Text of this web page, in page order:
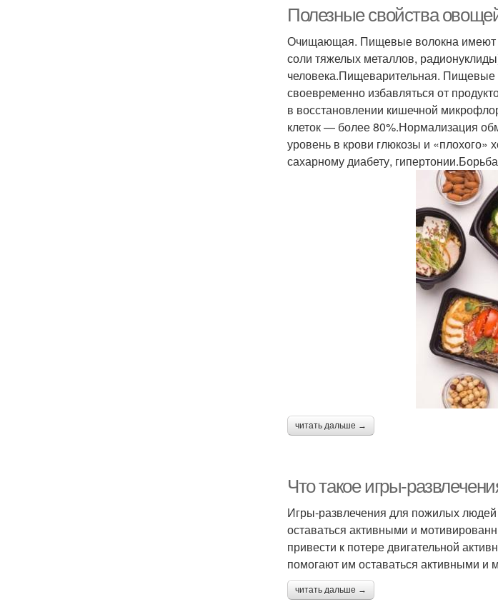
Полезные свойства
Очищающая. Пищевые волокна имеют
соли тяжелых металлов,
человека.Пищеварительная. Пищевые
своевременно избавляться от
в восстановлении кишечной
клеток — более 80%.Нормализация
уровень в крови глюкозы и «плохого»
сахарному диабету,
читать дальше →
Что такое игры-
Игры-развлечения для пожилых
оставаться активными и
привести к потере двигательной
помогают им оставаться активными и
читать дальше →